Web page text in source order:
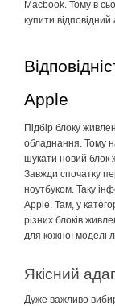
Macbook. Тому в
купити відповідний
Apple
Підбір блоку
обладнання. Тому
шукати новий блок
Завжди спочатку
ноутбуком. Таку
Apple. Там, у
різних блоків
для кожної моделі
Якісний
Дуже важливо